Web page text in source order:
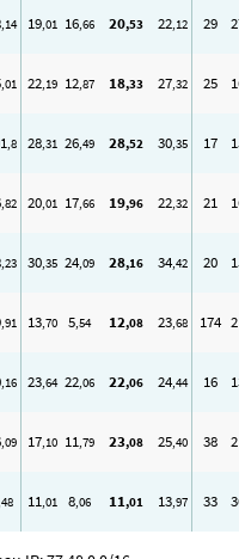
,14 19,01 16,66 20,53 22,12 29 27
,01 22,19 12,87 18,33 27,32 25 16
,8 28,31 26,49 28,52 30,35 17 15
,82 20,01 17,66 19,96 22,32 21 16
,23 30,35 24,09 28,16 34,42 20 15
,91 13,70 5,54 12,08 23,68 174 21
,16 23,64 22,06 22,06 24,44 16 13
,09 17,10 11,79 23,08 25,40 38 21
11,01 8,06 11,01 13,97 33 30